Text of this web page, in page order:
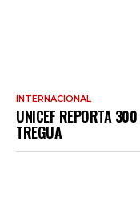
INTERNACIONAL
UNICEF REPORTA
TREGUA